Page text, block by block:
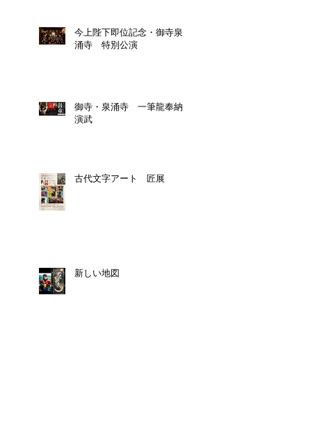
今上陛下即位記念・御寺泉
涌寺 特別公演
御寺・泉涌寺 一筆龍奉納
演武
古代文字アート 匠展
新しい地図